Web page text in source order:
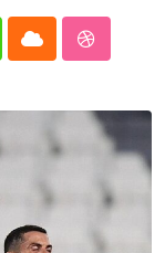
Cloud